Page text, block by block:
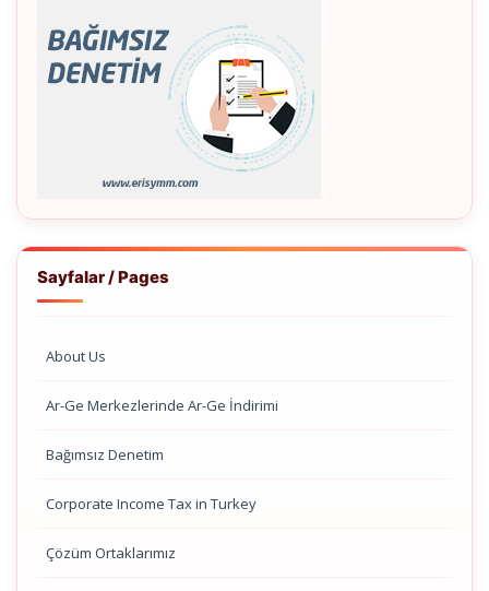
Sayfalar / Pages
About Us
Ar-Ge Merkezlerinde Ar-Ge İndirimi
Bağımsız Denetim
Corporate Income Tax in Turkey
Çözüm Ortaklarımız